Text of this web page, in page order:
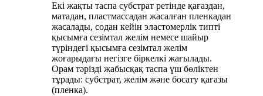
Екі жақты таспа субстрат ретінде қағаздан,
матадан, пластмассадан жасалған пленкадан
жасалады, содан кейін эластомерлік типті
қысымға сезімтал желім немесе шайыр
түріндегі қысымға сезімтал желім
жоғарыдағы негізге біркелкі жағылады.
Орам тәрізді жабысқақ таспа үш бөліктен
тұрады: субстрат, желім және босату қағазы
(пленка).